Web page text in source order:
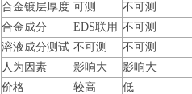
合金镀层厚度 可测 不可测
合金成分
EDS联用 不可测
溶液成分测试 不可测 不可测
人为因素
影响大 影响大
价格
较高 低